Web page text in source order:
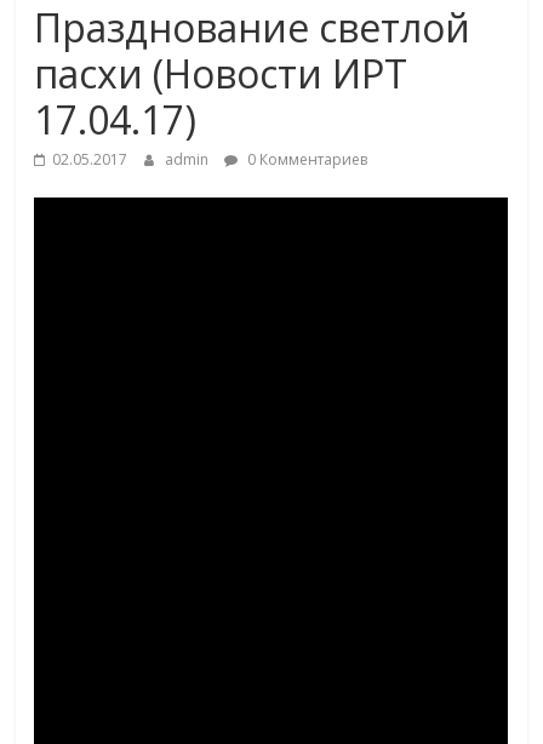
Празднование светлой
пасхи (Новости ИРТ
17.04.17)
02.05.2017 admin 0 Комментариев